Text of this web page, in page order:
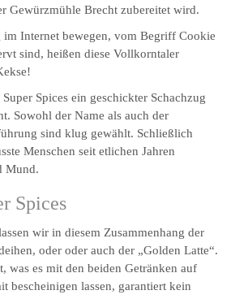
Gewürzmühle Brecht zubereitet wird.
im Internet bewegen, vom Begriff Cookie
sind, heißen diese Voll­korn­taler
Spices ein geschickter Schachzug
Sowohl der Name als auch der
sind klug gewählt. Schließlich
Menschen seit etlichen Jahren
Mund.
Spices
wir in diesem Zusammenhang der
oder oder auch der „Golden Latte“.
was es mit den beiden Getränken auf
bescheinigen lassen, garantiert kein